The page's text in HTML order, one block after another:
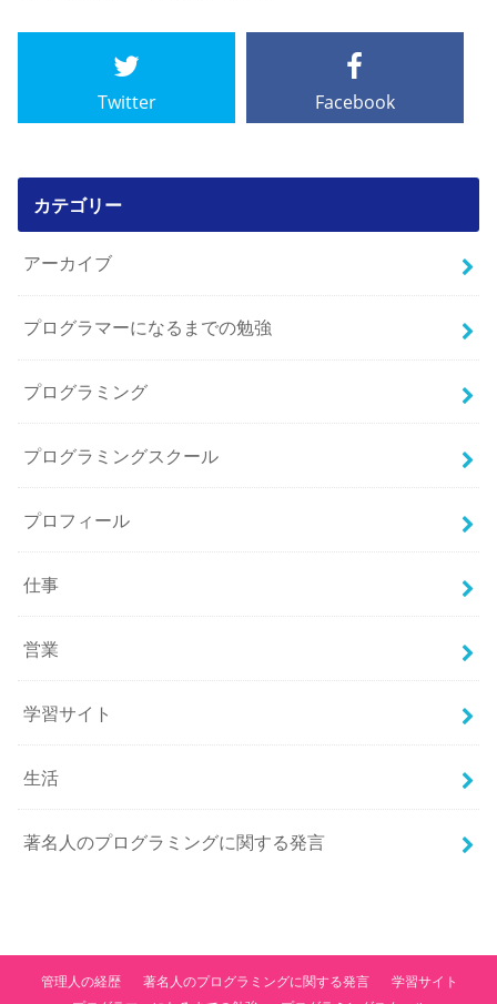
Twitter Facebook
カテゴリー
アーカイブ
プログラマーになるまでの勉強
プログラミング
プログラミングスクール
プロフィール
仕事
営業
学習サイト
生活
著名人のプログラミングに関する発言
管理人の経歴 著名人のプログラミングに関する発言
学習サイト